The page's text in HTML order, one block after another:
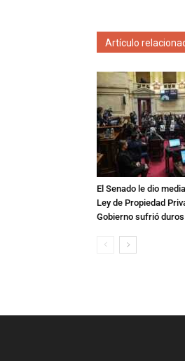
Artículo
El Senado le dio
Ley de Propiedad
Gobierno sufrió